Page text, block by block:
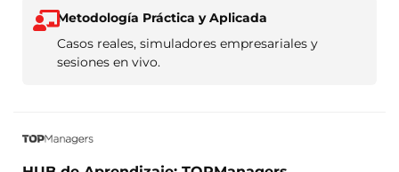
Metodología Práctica y Aplicada
Casos reales, simuladores empresariales y
sesiones en vivo.